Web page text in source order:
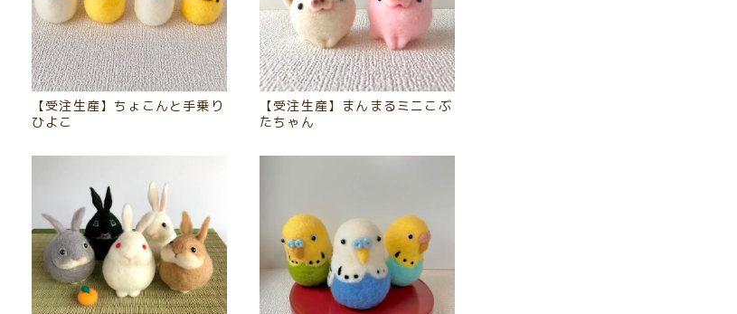
【受注生産】ちょこんと手乗り
ひよこ
【受注生産】まんまるミニこぶ
たちゃん